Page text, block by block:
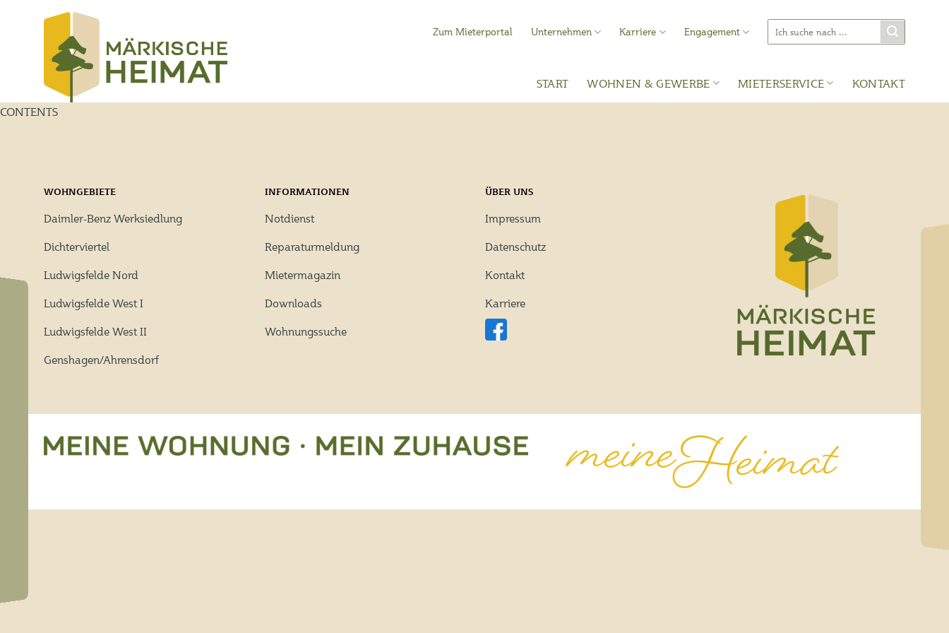
Zum Mieterportal Unternehmen Karriere Engagement
Suche
START WOHNEN & GEWERBE MIETERSERVICE
KONTAKT
CONTENTS
WOHNGEBIETE
Daimler-Benz Werksiedlung
Dichterviertel
Ludwigsfelde Nord
Ludwigsfelde West I
Ludwigsfelde West II
Genshagen/Ahrensdorf
INFORMATIONEN
Notdienst
Reparaturmeldung
Mietermagazin
Downloads
Wohnungssuche
ÜBER UNS
Impressum
Datenschutz
Kontakt
Karriere